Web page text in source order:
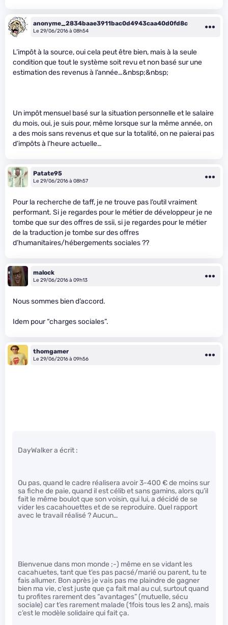
anonyme_2834baae3911bac0d4943caa40d0fd8c
Le 29/06/2016 à 08h54
L’impôt à la source, oui cela peut être bien, mais à la seule
condition que tout le système soit revu et non basé sur une
estimation des revenus à l’année…&nbsp;&nbsp;
Un impôt mensuel basé sur la situation personnelle et le salaire
du mois, oui, je suis pour, même lorsque sur la même année, on
a des mois sans revenus et que sur la totalité, on ne paierai pas
d’impôts à l’heure actuelle…
Patate95
Le 29/06/2016 à 08h57
Pour la recherche de taff, je ne trouve pas l’outil vraiment
performant. Si je regardes pour le métier de développeur je ne
tombe que sur des offres de ssii, si je regardes pour le métier
de la traduction je tombe sur des offres
d’humanitaires/hébergements sociales ??
malock
Le 29/06/2016 à 09h13
Nous sommes bien d’accord.
Idem pour “charges sociales”.
thomgamer
Le 29/06/2016 à 09h56
DayWalker a écrit :
Ou pas, quand le cadre réalisera avoir 3-400 € de moins sur
sa fiche de paie, quand il est célib et sans gamins, alors qu’il
fait le même boulot que son voisin, qui lui, a décidé de se
vider les cacahouettes et de se reproduire. Quel rapport
avec le travail réalisé ? Aucun…
Bienvenue dans mon monde ;-) même en se vidant les
cacahuetes, tant que t’es pas pacsé/marié ou parent, tu te
fais allumer. Bon après je vais pas me plaindre de gagner
bien ma vie, c’est juste que ça fait mal au cul, surtout quand
tu profites rarement des “avantages” (mutuelle, sécu
sociale) car t’es rarement malade (1fois tous les 2 ans), mais
c’est le modèle solidaire qui fait ça.